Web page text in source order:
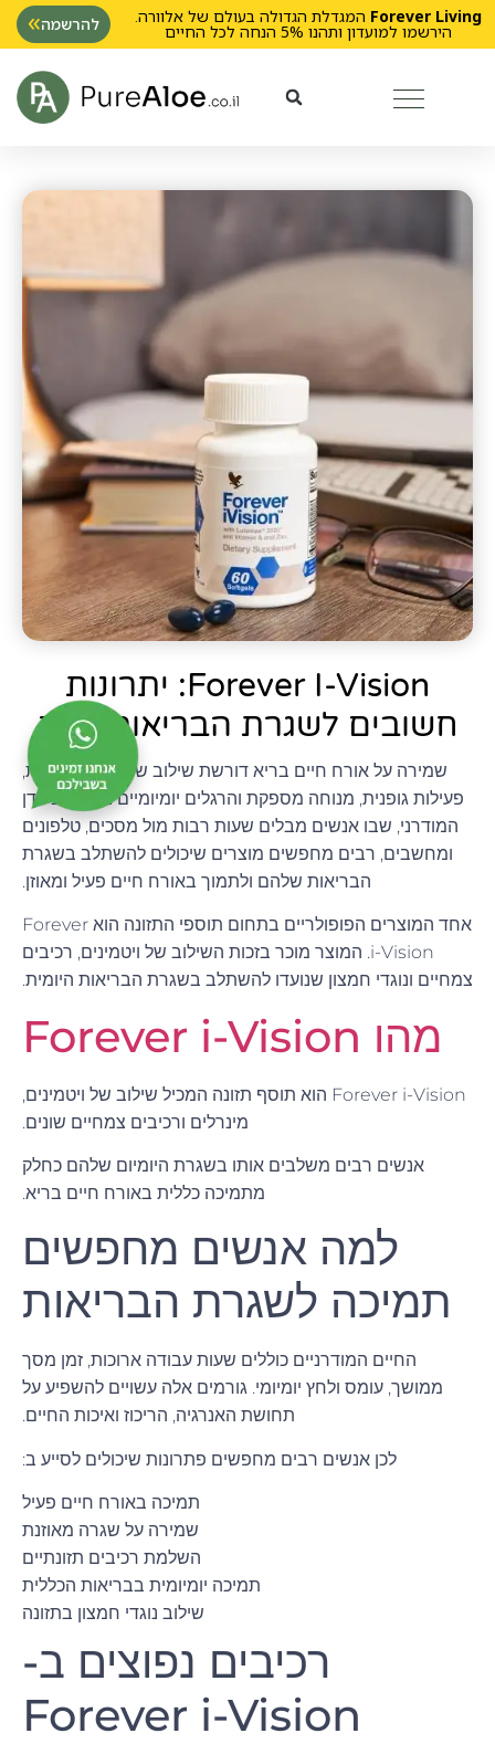
Forever Living המגדלת הגדולה בעולם של אלוורה.
הירשמו למועדון ותהנו 5% הנחה לכל החיים להרשמה
Forever I-Vision: יתרונות
חשובים לשגרת הבריאות שלך
שמירה על אורח חיים בריא דורשת שילוב של תזונה מאוזנת,
פעילות גופנית, מנוחה מספקת והרגלים יומיומיים נכונים. בעידן
המודרני, שבו אנשים מבלים שעות רבות מול מסכים, טלפונים
ומחשבים, רבים מחפשים מוצרים שיכולים להשתלב בשגרת
הבריאות שלהם ולתמוך באורח חיים פעיל ומאוזן.
אחד המוצרים הפופולריים בתחום תוספי התזונה הוא Forever
i-Vision. המוצר מוכר בזכות השילוב של ויטמינים, רכיבים
צמחיים ונוגדי חמצון שנועדו להשתלב בשגרת הבריאות היומית.
מהו Forever i-Vision
Forever i-Vision הוא תוסף תזונה המכיל שילוב של ויטמינים,
מינרלים ורכיבים צמחיים שונים.
אנשים רבים משלבים אותו בשגרת היומיום שלהם כחלק
מתמיכה כללית באורח חיים בריא.
למה אנשים מחפשים
תמיכה לשגרת הבריאות
החיים המודרניים כוללים שעות עבודה ארוכות, זמן מסך
ממושך, עומס ולחץ יומיומי. גורמים אלה עשויים להשפיע על
תחושת האנרגיה, הריכוז ואיכות החיים.
לכן אנשים רבים מחפשים פתרונות שיכולים לסייע ב:
תמיכה באורח חיים פעיל
שמירה על שגרה מאוזנת
השלמת רכיבים תזונתיים
תמיכה יומיומית בבריאות הכללית
שילוב נוגדי חמצון בתזונה
רכיבים נפוצים ב-
Forever i-Vision